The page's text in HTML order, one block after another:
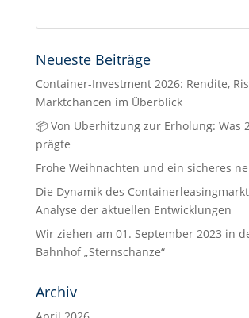
Neueste Beiträge
Container-Investment 2026: Rendite,
Marktchancen im Überblick
📦 Von Überhitzung zur Erholung: Was
prägte
Frohe Weihnachten und ein sicheres
Die Dynamik des
Analyse der aktuellen Entwicklungen
Wir ziehen am 01. September 2023 in
Bahnhof „Sternschanze“
Archiv